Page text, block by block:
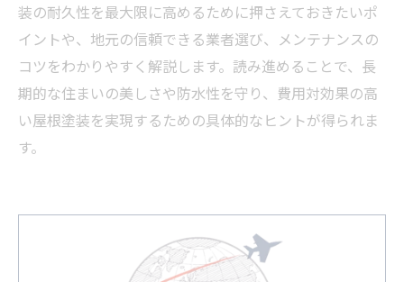
装の耐久性を最大限に高めるために押さえておきたいポ
イントや、地元の信頼できる業者選び、メンテナンスの
コツをわかりやすく解説します。読み進めることで、長
期的な住まいの美しさや防水性を守り、費用対効果の高
い屋根塗装を実現するための具体的なヒントが得られま
す。